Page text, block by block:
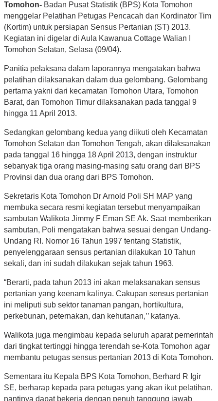
Tomohon- Badan Pusat Statistik (BPS) Kota Tomohon
menggelar Pelatihan Petugas Pencacah dan Kordinator Tim
(Kortim) untuk persiapan Sensus Pertanian (ST) 2013.
Kegiatan ini digelar di Aula Kawanua Cottage Walian I
Tomohon Selatan, Selasa (09/04).
Panitia pelaksana dalam laporannya mengatakan bahwa
pelatihan dilaksanakan dalam dua gelombang. Gelombang
pertama yakni dari kecamatan Tomohon Utara, Tomohon
Barat, dan Tomohon Timur dilaksanakan pada tanggal 9
hingga 11 April 2013.
Sedangkan gelombang kedua yang diikuti oleh Kecamatan
Tomohon Selatan dan Tomohon Tengah, akan dilaksanakan
pada tanggal 16 hingga 18 April 2013, dengan instruktur
sebanyak tiga orang masing-masing satu orang dari BPS
Provinsi dan dua orang dari BPS Tomohon.
Sekretaris Kota Tomohon Dr Arnold Poli SH MAP yang
membuka secara resmi kegiatan tersebut menyampaikan
sambutan Walikota Jimmy F Eman SE Ak. Saat memberikan
sambutan, Poli mengatakan bahwa sesuai dengan Undang-
Undang RI. Nomor 16 Tahun 1997 tentang Statistik,
penyelenggaraan sensus pertanian dilakukan 10 Tahun
sekali, dan ini sudah dilakukan sejak tahun 1963.
“Berarti, pada tahun 2013 ini akan melaksanakan sensus
pertanian yang keenam kalinya. Cakupan sensus pertanian
ini meliputi sub sektor tanaman pangan, hortikultura,
perkebunan, peternakan, dan kehutanan,’’ katanya.
Walikota juga mengimbau kepada seluruh aparat pemerintah
dari tingkat tertinggi hingga terendah se-Kota Tomohon agar
membantu petugas sensus pertanian 2013 di Kota Tomohon.
Sementara itu Kepala BPS Kota Tomohon, Berhard R Igir
SE, berharap kepada para petugas yang akan ikut pelatihan,
nantinya dapat bekerja dengan penuh tanggung jawab